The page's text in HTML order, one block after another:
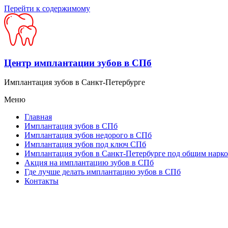
Перейти к содержимому
Центр имплантации зубов в СПб
Имплантация зубов в Санкт-Петербурге
Меню
Главная
Имплантация зубов в СПб
Имплантация зубов недорого в СПб
Имплантация зубов под ключ СПб
Имплантация зубов в Санкт-Петербурге под общим
Акция на имплантацию зубов в СПб
Где лучше делать имплантацию зубов в СПб
Контакты